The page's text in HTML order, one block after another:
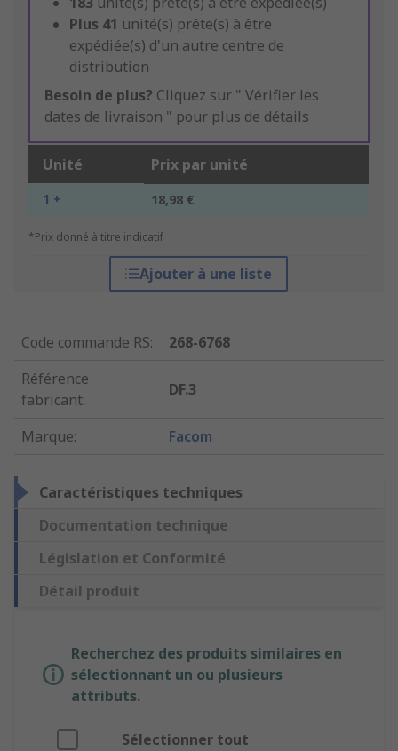
Plus 41 unité(s) prête(s) à être
expédiée(s) d'un autre centre de
distribution
Besoin de plus? Cliquez sur " Vérifier les
dates de livraison " pour plus de détails
Unité Prix par unité
1 + 18,98 €
*Prix donné à titre indicatif
Ajouter à une liste
Code commande RS:
268-6768
Référence
fabricant:
DF.3
Marque: Facom
Caractéristiques techniques
Documentation technique
Législation et Conformité
Détail produit
Recherchez des produits similaires en
sélectionnant un ou plusieurs
attributs.
Sélectionner tout